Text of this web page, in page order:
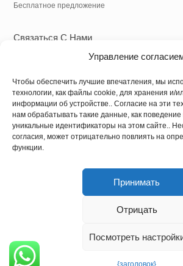
Управление
Чтобы обеспечить лучшие впечатления, мы
технологии, как файлы cookie, для хранения и/
информации об устройстве.. Согласие на эти
нам обрабатывать такие данные, как
уникальные идентификаторы на этом сайте..
согласия, может отрицательно повлиять на
функции.
Принимать
Отрицать
Посмотреть
{заголовок}
Бесплатное предложение
Связаться С Нами
+86 18838039608
Электронная почта:info@hnysmachinery.com
Адрес
Адрес завода: № 1 Фабрика, НЕТ. 105
Machine Co., Ltd.Все права
Подписывайтесь на нас:
Добавлять.